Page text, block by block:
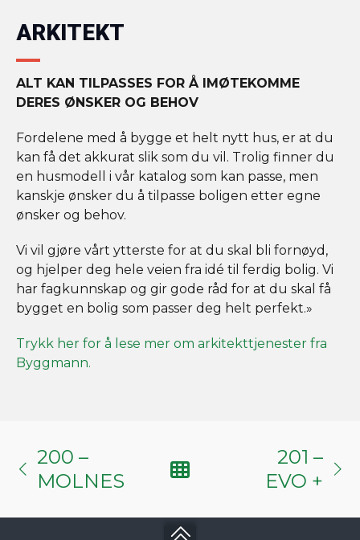
ARKITEKT
ALT KAN TILPASSES FOR Å IMØTEKOMME
DERES ØNSKER OG BEHOV
Fordelene med å bygge et helt nytt hus, er at du
kan få det akkurat slik som du vil. Trolig finner du
en husmodell i vår katalog som kan passe, men
kanskje ønsker du å tilpasse boligen etter egne
ønsker og behov.
Vi vil gjøre vårt ytterste for at du skal bli fornøyd,
og hjelper deg hele veien fra idé til ferdig bolig. Vi
har fagkunnskap og gir gode råd for at du skal få
bygget en bolig som passer deg helt perfekt.»
Trykk her for å lese mer om arkitekttjenester fra
Byggmann.
200 –
MOLNES
201 –
EVO +